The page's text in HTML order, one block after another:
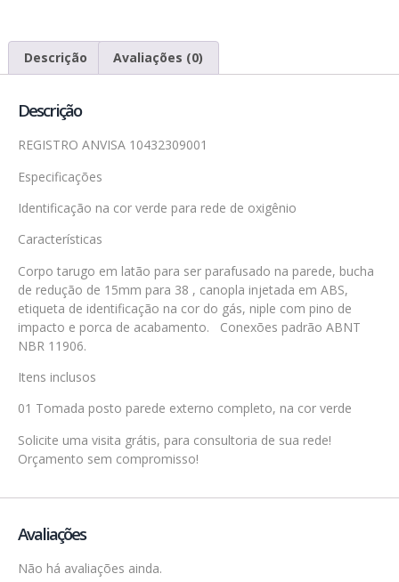
Descrição Avaliações (0)
Descrição
REGISTRO ANVISA 10432309001
Especificações
Identificação na cor verde para rede de oxigênio
Características
Corpo tarugo em latão para ser parafusado na parede, bucha
de redução de 15mm para 38 , canopla injetada em ABS,
etiqueta de identificação na cor do gás, niple com pino de
impacto e porca de acabamento. Conexões padrão ABNT
NBR 11906.
Itens inclusos
01 Tomada posto parede externo completo, na cor verde
Solicite uma visita grátis, para consultoria de sua rede!
Orçamento sem compromisso!
Avaliações
Não há avaliações ainda.